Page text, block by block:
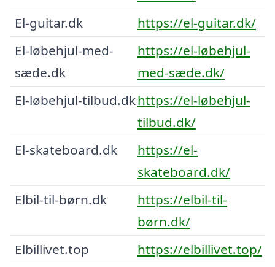
El-guitar.dk
https://el-guitar.dk/
El-løbehjul-med-
sæde.dk
https://el-løbehjul-
med-sæde.dk/
El-løbehjul-tilbud.dkhttps://el-løbehjul-
tilbud.dk/
El-skateboard.dk
https://el-
skateboard.dk/
Elbil-til-børn.dk
https://elbil-til-
børn.dk/
Elbillivet.top
https://elbillivet.top/